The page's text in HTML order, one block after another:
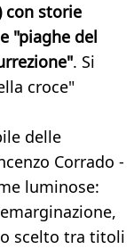
con storie
"piaghe del
. Si
croce"
delle
Corrado -
luminose:
scelto tra titoli